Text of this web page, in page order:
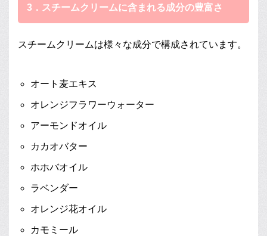
3．スチームクリームに含まれる成分の豊富さ
スチームクリームは様々な成分で構成されています。
オート麦エキス
オレンジフラワーウォーター
アーモンドオイル
カカオバター
ホホバオイル
ラベンダー
オレンジ花オイル
カモミール